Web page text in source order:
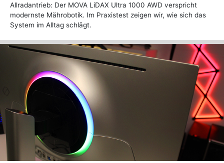
Allradantrieb: Der MOVA LiDAX Ultra 1000 AWD verspricht
modernste Mährobotik. Im Praxistest zeigen wir, wie sich das
System im Alltag schlägt.